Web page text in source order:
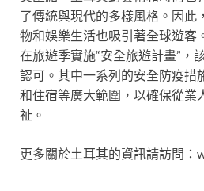
了傳統與現代的多樣風格。因此
物和娛樂生活也吸引著全球遊客
在旅遊季實施“安全旅遊計畫”，
認可。其中一系列的安全防疫措
和住宿等廣大範圍，以確保從業
祉。
更多關於土耳其的資訊請訪問：